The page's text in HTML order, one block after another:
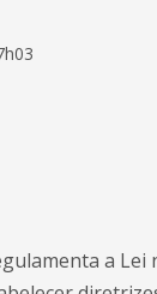
a Lei